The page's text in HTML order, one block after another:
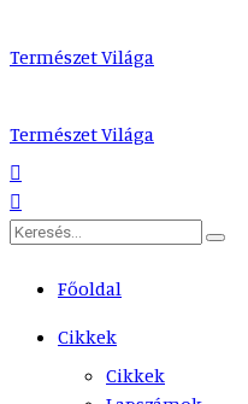
Természet Világa
Természet Világa
Főoldal
Cikkek
Cikkek